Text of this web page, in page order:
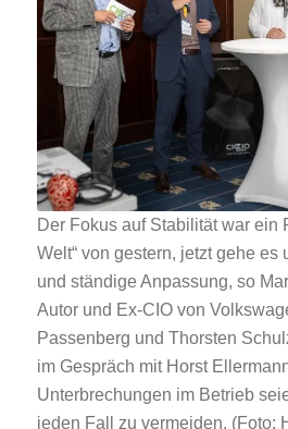
Der Fokus auf Stabilität war ein
Welt“ von gestern, jetzt gehe es
und ständige Anpassung, so
Autor und Ex-CIO von
Passenberg und Thorsten
im Gespräch mit Horst
Unterbrechungen im Betrieb
jeden Fall zu vermeiden. (Foto: